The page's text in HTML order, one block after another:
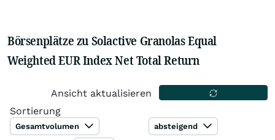
Börsenplätze zu Solactive Granolas Equal
Weighted EUR Index Net Total Return
Ansicht aktualisieren
Sortierung
Gesamtvolumen absteigend